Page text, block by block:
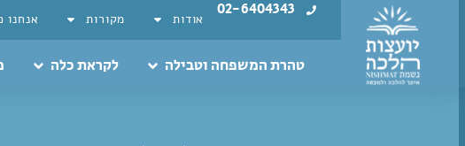
02-6404343 אודות מקורות
טהרת המשפחה וטבילה לקראת כלה